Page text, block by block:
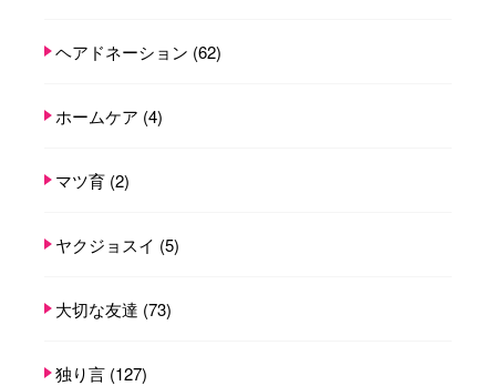
ヘアドネーション (62)
ホームケア (4)
マツ育 (2)
ヤクジョスイ (5)
大切な友達 (73)
独り言 (127)